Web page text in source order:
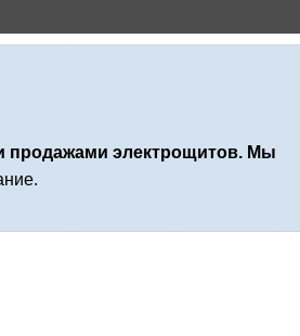
продажами электрощитов. Мы